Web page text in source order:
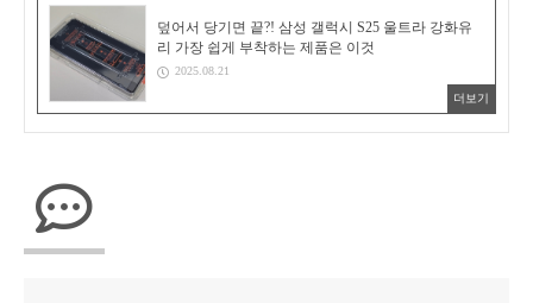
덮어서 당기면 끝?! 삼성 갤럭시 S25 울트라 강화유
리 가장 쉽게 부착하는 제품은 이것
2025.08.21
더보기